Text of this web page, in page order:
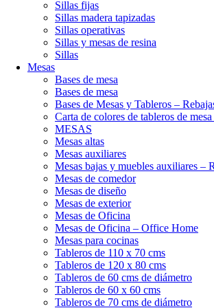
Sillas fijas
Sillas madera tapizadas
Sillas operativas
Sillas y mesas de resina
Sillas
Mesas
Bases de mesa
Bases de mesa
Bases de Mesas y Tableros –
Carta de colores de tableros de
MESAS
Mesas altas
Mesas auxiliares
Mesas bajas y muebles auxiliares –
Mesas de comedor
Mesas de diseño
Mesas de exterior
Mesas de Oficina
Mesas de Oficina – Office Home
Mesas para cocinas
Tableros de 110 x 70 cms
Tableros de 120 x 80 cms
Tableros de 60 cms de diámetro
Tableros de 60 x 60 cms
Tableros de 70 cms de diámetro